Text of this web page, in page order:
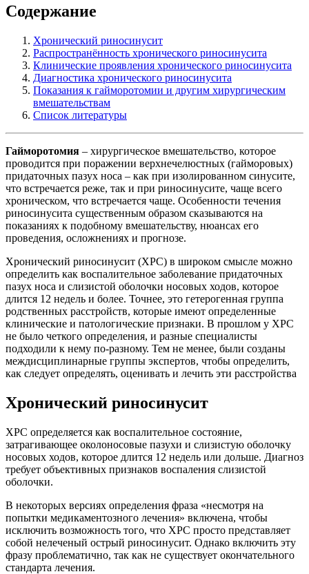
Содержание
Хронический риносинусит
Распространённость хронического риносинусита
Клинические проявления хронического риносинусита
Диагностика хронического риносинусита
Показания к гайморотомии и другим хирургическим
вмешательствам
Список литературы
Гайморотомия – хирургическое вмешательство, которое
проводится при поражении верхнечелюстных (гайморовых)
придаточных пазух носа – как при изолированном синусите,
что встречается реже, так и при риносинусите, чаще всего
хроническом, что встречается чаще. Особенности течения
риносинусита существенным образом сказываются на
показаниях к подобному вмешательству, нюансах его
проведения, осложнениях и прогнозе.
Хронический риносинусит (ХРС) в широком смысле можно
определить как воспалительное заболевание придаточных
пазух носа и слизистой оболочки носовых ходов, которое
длится 12 недель и более. Точнее, это гетерогенная группа
родственных расстройств, которые имеют определенные
клинические и патологические признаки. В прошлом у ХРС
не было четкого определения, и разные специалисты
подходили к нему по-разному. Тем не менее, были созданы
междисциплинарные группы экспертов, чтобы определить,
как следует определять, оценивать и лечить эти расстройства
Хронический риносинусит
ХРС определяется как воспалительное состояние,
затрагивающее околоносовые пазухи и слизистую оболочку
носовых ходов, которое длится 12 недель или дольше. Диагноз
требует объективных признаков воспаления слизистой
оболочки.
В некоторых версиях определения фраза «несмотря на
попытки медикаментозного лечения» включена, чтобы
исключить возможность того, что ХРС просто представляет
собой нелеченый острый риносинусит. Однако включить эту
фразу проблематично, так как не существует окончательного
стандарта лечения.